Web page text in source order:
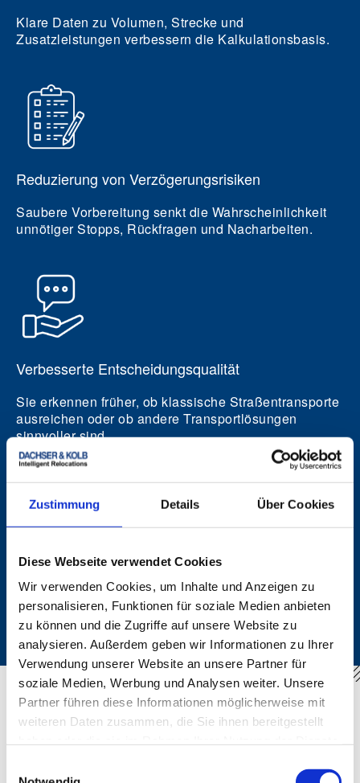
Zustimmung Details Über Cookies
Diese Webseite verwendet Cookies
Wir verwenden Cookies, um Inhalte und Anzeigen zu
personalisieren, Funktionen für soziale Medien anbieten
zu können und die Zugriffe auf unsere Website zu
analysieren. Außerdem geben wir Informationen zu Ihrer
Verwendung unserer Website an unsere Partner für
soziale Medien, Werbung und Analysen weiter. Unsere
Partner führen diese Informationen möglicherweise mit
weiteren Daten zusammen, die Sie ihnen bereitgestellt
Klare Daten zu Volumen, Strecke und
Zusatzleistungen verbessern die Kalkulationsbasis.
Reduzierung von Verzögerungsrisiken
Saubere Vorbereitung senkt die Wahrscheinlichkeit
unnötiger Stopps, Rückfragen und Nacharbeiten.
Verbesserte Entscheidungsqualität
Sie erkennen früher, ob klassische Straßentransporte
ausreichen oder ob andere Transportlösungen
sinnvoller sind.
Seriös ist nicht, alles anzubieten. Seriös ist, klar zu
sagen, was übernommen wird – und was nicht.
Kurze Checkliste – wann ist Carnet TIR